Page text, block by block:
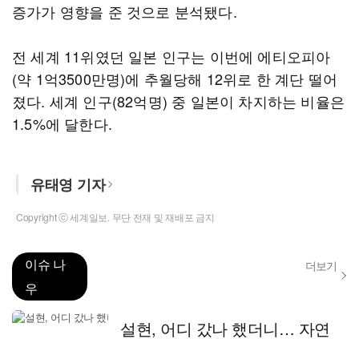
증가가 영향을 준 것으로 분석됐다.
전 세계 11위였던 일본 인구는 이번에 에티오피아
(약 1억3500만명)에 추월당해 12위로 한 계단 떨어
졌다. 세계 인구(82억명) 중 일본이 차지하는 비율은
1.5%에 달한다.
유태영 기자
Copyright ⓒ 세계일보. 무단 전재 및 재배포 금지
이슈 나
우
더보기
설현, 어디 갔나 했더니… 자연